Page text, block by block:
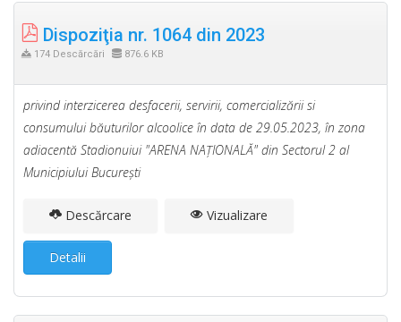
Dispoziţia nr. 1064 din 2023
174 Descărcări 876.6 KB
privind interzicerea desfacerii, servirii, comercializării si
consumului băuturilor alcoolice în data de 29.05.2023, în zona
adiacentă Stadionuiui "ARENA NAŢIONALĂ" din Sectorul 2 al
Municipiului Bucureşti
Descărcare Vizualizare
Detalii